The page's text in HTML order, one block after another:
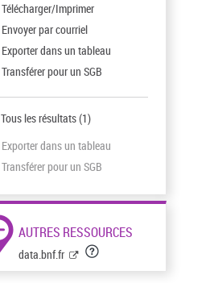
Télécharger/Imprimer
Envoyer par courriel
Exporter dans un tableau
Transférer pour un SGB
Tous les résultats(1)
Exporter dans un tableau
Transférer pour un SGB
AUTRES RESSOURCES
data.bnf.fr